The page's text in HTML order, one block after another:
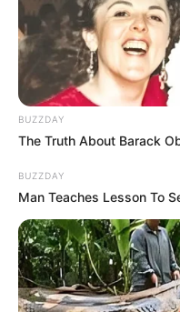
BUZZDAY
The Truth About Barack
BUZZDAY
Man Teaches Lesson To